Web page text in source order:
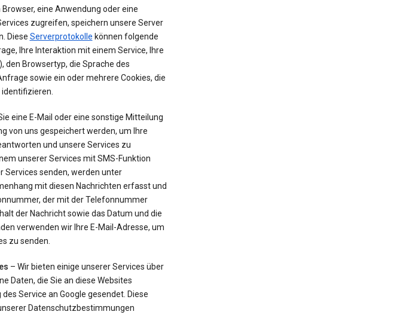
Browser, eine Anwendung oder eine
zugreifen, speichern unsere Server
Diese Serverprotokolle können folgende
Ihre Interaktion mit einem Service, Ihre
den Browsertyp, die Sprache des
sowie ein oder mehrere Cookies, die
eine E-Mail oder eine sonstige Mitteilung
von uns gespeichert werden, um Ihre
und unsere Services zu
unserer Services mit SMS-Funktion
Services senden, werden unter
mit diesen Nachrichten erfasst und
der mit der Telefonnummer
der Nachricht sowie das Datum und die
verwenden wir Ihre E-Mail-Adresse, um
zu senden.
– Wir bieten einige unserer Services über
Daten, die Sie an diese Websites
Service an Google gesendet. Diese
Datenschutzbestimmungen